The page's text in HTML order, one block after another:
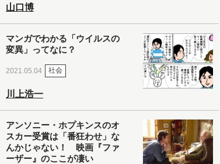
山口博
マンガでわかる「ウイルスの
変異」ってなに？
2021.05.04 社会
川上浩一
アンソニー・ホプキンスのオ
スカー受賞は「番狂わせ」な
んかじゃない！ 映画『ファ
ーザー』のここが凄い